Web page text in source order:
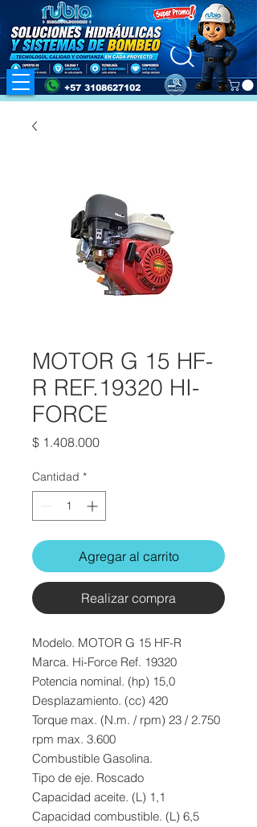
+57 3108627102
MOTOR G 15 HF-
R REF.19320 HI-
FORCE
$ 1.408.000Precio
Cantidad *
Agregar al carrito
Realizar compra
Modelo. MOTOR G 15 HF-R
Marca. Hi-Force Ref. 19320
Potencia nominal. (hp) 15,0
Desplazamiento. (cc) 420
Torque max. (N.m. / rpm) 23 / 2.750
rpm max. 3.600
Combustible Gasolina.
Tipo de eje. Roscado
Capacidad aceite. (L) 1,1
Capacidad combustible. (L) 6,5